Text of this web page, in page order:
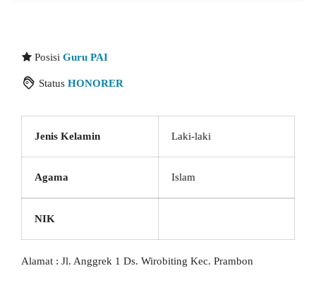
Posisi Guru PAI
Status HONORER
Jenis Kelamin Laki-laki
Agama Islam
NIK
Alamat : Jl. Anggrek 1 Ds. Wirobiting Kec. Prambon